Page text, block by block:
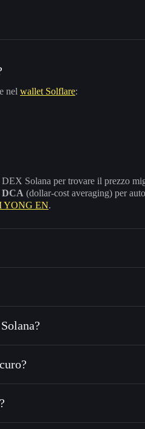
nel wallet Solflare:
Solana per trovare il prezzo
DCA (dollar-cost averaging) per
YONG EN.
migliaia di altri token Solana al
nel tempo
i wallet usando
wallet non-custodial